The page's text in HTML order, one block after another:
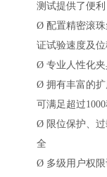
测试提供了便利
Ø 配置精密滚
证试验速度及
Ø 专业人性化
Ø 拥有丰富的
可满足超过
Ø 限位保护、
全
Ø 多级用户权